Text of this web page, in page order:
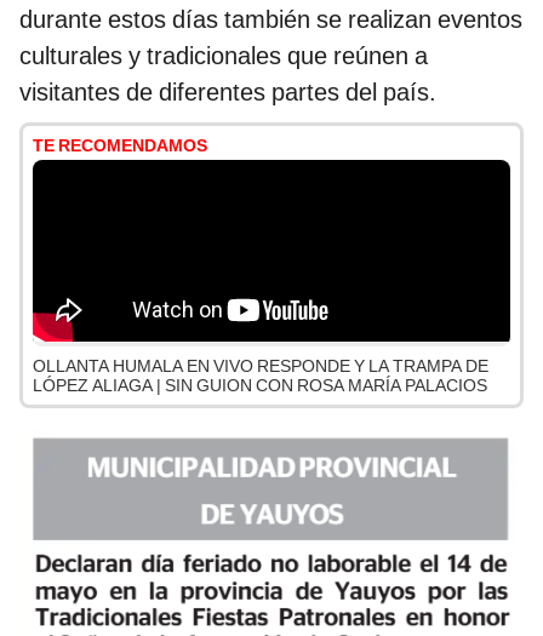
durante estos días también se realizan eventos
culturales y tradicionales que reúnen a
visitantes de diferentes partes del país.
TE RECOMENDAMOS
OLLANTA HUMALA EN VIVO RESPONDE Y LA TRAMPA DE
LÓPEZ ALIAGA | SIN GUION CON ROSA MARÍA PALACIOS